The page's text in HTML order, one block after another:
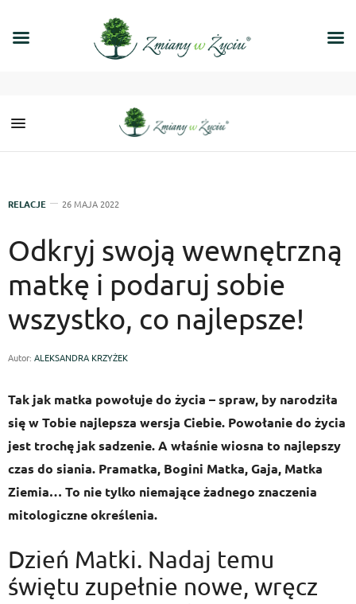
RELACJE 26 MAJA 2022
Odkryj swoją wewnętrzną
matkę i podaruj sobie
wszystko, co najlepsze!
Autor: ALEKSANDRA KRZYŻEK
Tak jak matka powołuje do życia – spraw, by narodziła
się w Tobie najlepsza wersja Ciebie. Powołanie do życia
jest trochę jak sadzenie. A właśnie wiosna to najlepszy
czas do siania. Pramatka, Bogini Matka, Gaja, Matka
Ziemia… To nie tylko niemające żadnego znaczenia
mitologiczne określenia.
Dzień Matki. Nadaj temu
świętu zupełnie nowe, wręcz